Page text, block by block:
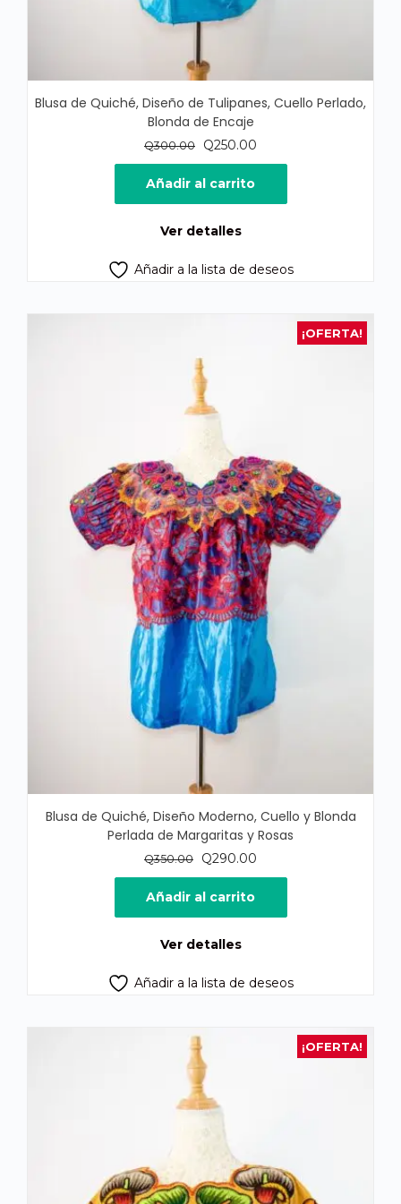
Blusa de Quiché, Diseño de Tulipanes, Cuello Perlado,
Blonda de Encaje
Q300.00
El
precio
original
era:
Q250.00
precio
es:
Añadir al carrito
Ver detalles
Añadir a la lista de deseos
¡OFERTA!
Blusa de Quiché, Diseño Moderno, Cuello y Blonda
Perlada de Margaritas y Rosas
Q350.00
El
precio
original
era:
Q290.00
precio
es:
Añadir al carrito
Ver detalles
Añadir a la lista de deseos
¡OFERTA!